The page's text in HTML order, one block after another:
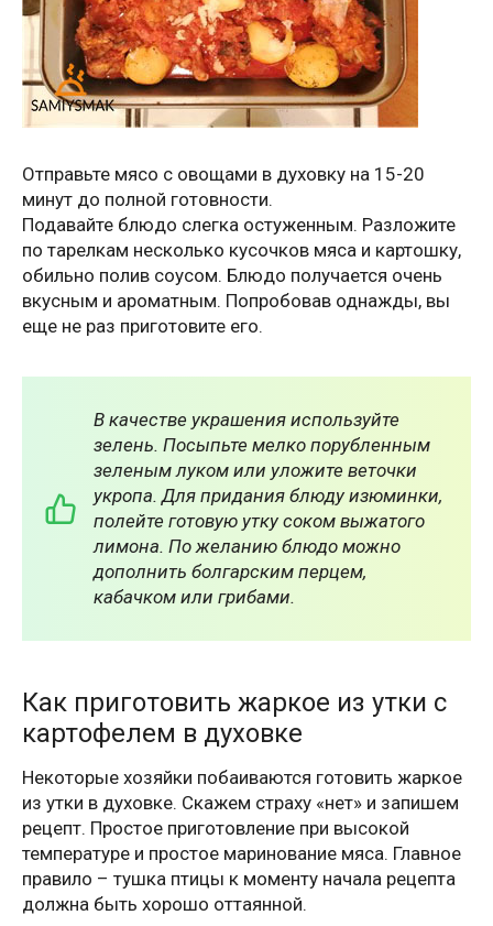
Отправьте мясо с овощами в духовку на 15-20
минут до полной готовности.
Подавайте блюдо слегка остуженным. Разложите
по тарелкам несколько кусочков мяса и картошку,
обильно полив соусом. Блюдо получается очень
вкусным и ароматным. Попробовав однажды, вы
еще не раз приготовите его.
В качестве украшения используйте
зелень. Посыпьте мелко порубленным
зеленым луком или уложите веточки
укропа. Для придания блюду изюминки,
полейте готовую утку соком выжатого
лимона. По желанию блюдо можно
дополнить болгарским перцем,
кабачком или грибами.
Как приготовить жаркое из утки с
картофелем в духовке
Некоторые хозяйки побаиваются готовить жаркое
из утки в духовке. Скажем страху «нет» и запишем
рецепт. Простое приготовление при высокой
температуре и простое маринование мяса. Главное
правило – тушка птицы к моменту начала рецепта
должна быть хорошо оттаянной.